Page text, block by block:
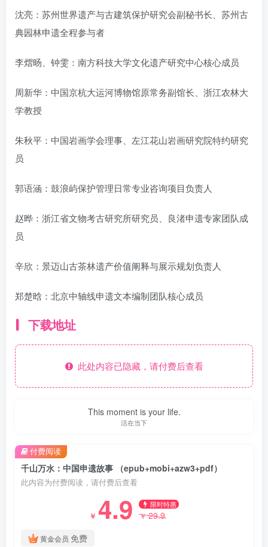
沈亮：苏州世界遗产与古建筑保护研究会副秘书长、苏州古
典园林申遗全程参与者
李熠旸、钟雯：南方科技大学文化遗产研究中心核心成员
周新华：中国京杭大运河博物馆原常务副馆长、浙江农林大
学教授
朱秋平：中国岩画学会理事、左江花山岩画研究院特约研究
员
郭语涵：鼓浪屿保护管理日常专业咨询项目负责人
赵晔：浙江省文物考古研究所研究员、良渚申遗专家团队成
员
辛欣：景迈山古茶林遗产价值阐释与展示规划负责人
郑楚晗：北京中轴线申遗文本编制团队核心成员
下载地址
此处内容已隐藏，请付费后查看
This moment is your life.
活在当下
千山万水：中国申遗故事 （epub+mobi+azw3+pdf）
此内容为付费阅读，请付费后查看
￥ 4.9 限时特惠
￥29.9
黄金会员 免费
付费阅读